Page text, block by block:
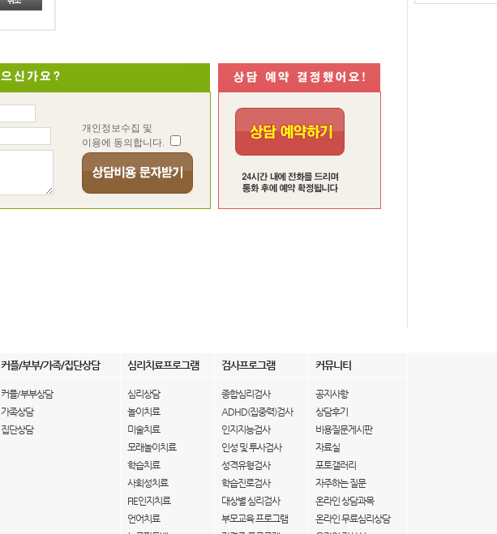
개인정보수집 및
이용에 동의합니다.
커플/부부/가족/집단상담 심리치료프로그램 검사프로그램 커뮤니티
커플/부부상담
가족상담
집단상담
심리상담
놀이치료
미술치료
모래놀이치료
학습치료
사회성치료
FIE인지치료
언어치료
종합심리검사
ADHD(집중력)검사
인지지능검사
인성 및 투사검사
성격유형검사
학습진로검사
대상별 심리검사
부모교육 프로그램
공지사항
상담후기
비용질문게시판
자료실
포토갤러리
자주하는 질문
온라인 상담과목
온라인 무료심리상담